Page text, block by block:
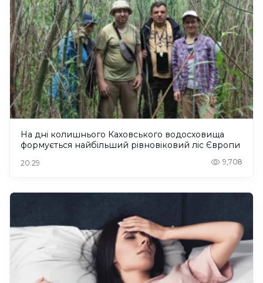
На дні колишнього Каховського водосховища
формується найбільший рівновіковий ліс Європи
20:29 9,708